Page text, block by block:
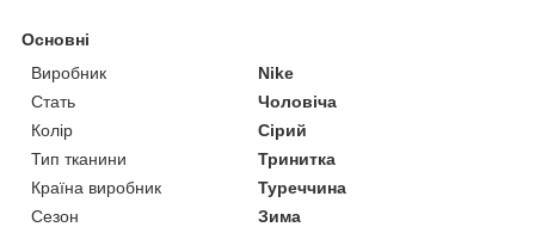
Основні
Виробник
Nike
Стать
Чоловіча
Колір
Сірий
Тип тканини
Тринитка
Країна виробник
Туреччина
Сезон
Зима